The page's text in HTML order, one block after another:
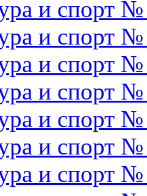
и спорт
и спорт
и спорт
и спорт
и спорт
и спорт
и спорт